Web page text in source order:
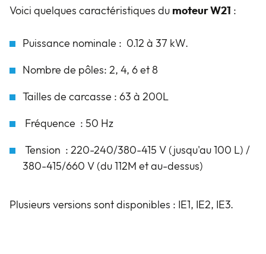
Voici quelques caractéristiques du moteur W21 :
Puissance nominale : 0.12 à 37 kW.
Nombre de pôles: 2, 4, 6 et 8
Tailles de carcasse : 63 à 200L
Fréquence : 50 Hz
Tension : 220-240/380-415 V (jusqu'au 100 L) /
380-415/660 V (du 112M et au-dessus)
Plusieurs versions sont disponibles : IE1, IE2, IE3.